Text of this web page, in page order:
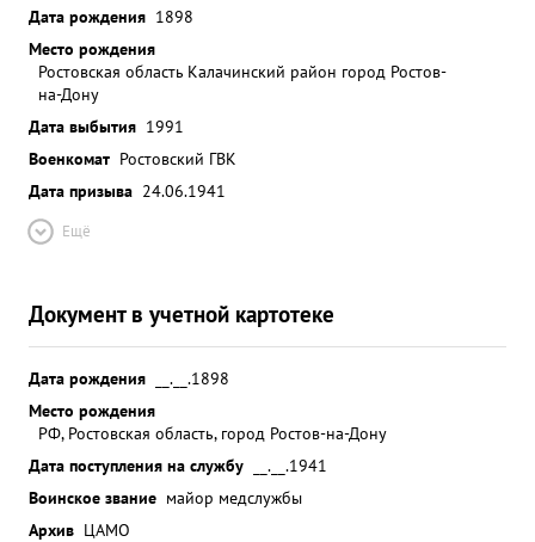
Дата рождения 1898
Место рождения
Ростовская область Калачинский район город Ростов-
на-Дону
Дата выбытия 1991
Военкомат Ростовский ГВК
Дата призыва 24.06.1941
Ещё
Документ в учетной картотеке
Дата рождения
__.__.1898
Место рождения
РФ, Ростовская область, город Ростов-на-Дону
Дата поступления на службу
__.__.1941
Воинское звание майор медслужбы
Архив ЦАМО